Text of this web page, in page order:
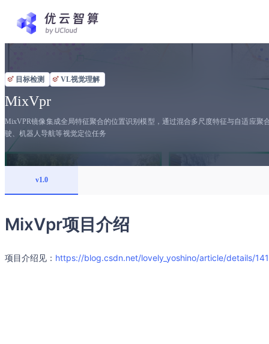
目标检测 VL视觉理解
MixVpr
MixVPR镜像集成全局特征聚合的位置识别模型，通过混合多尺度特征与自适应
驶、机器人导航等视觉定位任务
v1.0
MixVpr项目介绍
项目介绍见： https://blog.csdn.net/lovely_yoshino/article/details/